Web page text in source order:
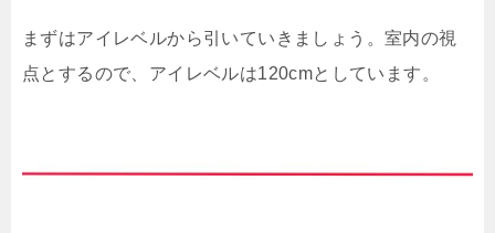
まずはアイレベルから引いていきましょう。室内の視
点とするので、アイレベルは120cmとしています。